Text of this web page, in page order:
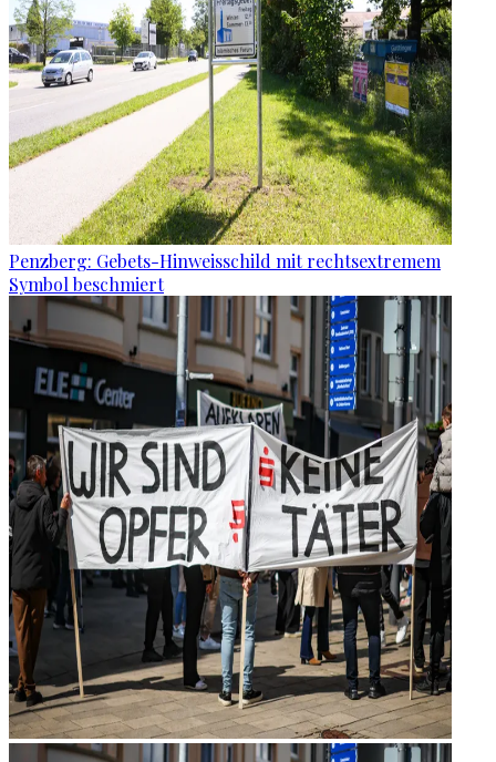
Penzberg: Gebets-Hinweisschild mit rechtsextremem
Symbol beschmiert